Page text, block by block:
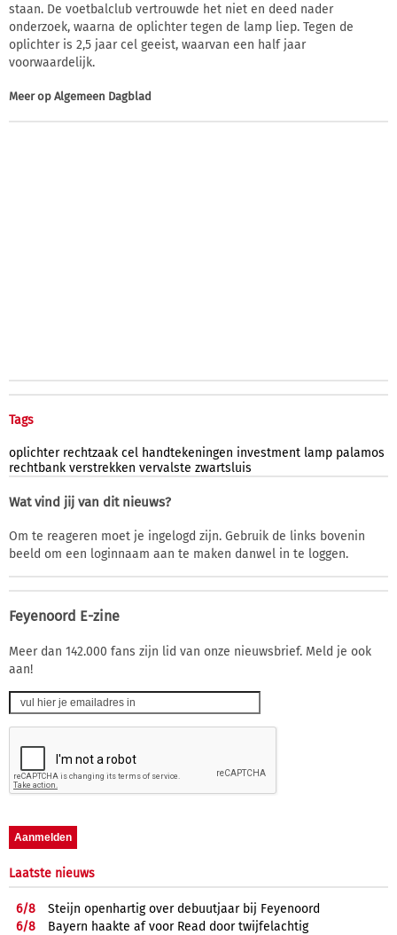
staan. De voetbalclub vertrouwde het niet en deed nader
onderzoek, waarna de oplichter tegen de lamp liep. Tegen de
oplichter is 2,5 jaar cel geeist, waarvan een half jaar
voorwaardelijk.
Meer op Algemeen Dagblad
Tags
oplichter rechtzaak cel handtekeningen investment lamp palamos
rechtbank verstrekken vervalste zwartsluis
Wat vind jij van dit nieuws?
Om te reageren moet je ingelogd zijn. Gebruik de links bovenin
beeld om een loginnaam aan te maken danwel in te loggen.
Feyenoord E-zine
Meer dan 142.000 fans zijn lid van onze nieuwsbrief. Meld je ook
aan!
Laatste nieuws
6/8
Steijn openhartig over debuutjaar bij Feyenoord
6/8
Bayern haakte af voor Read door twijfelachtig